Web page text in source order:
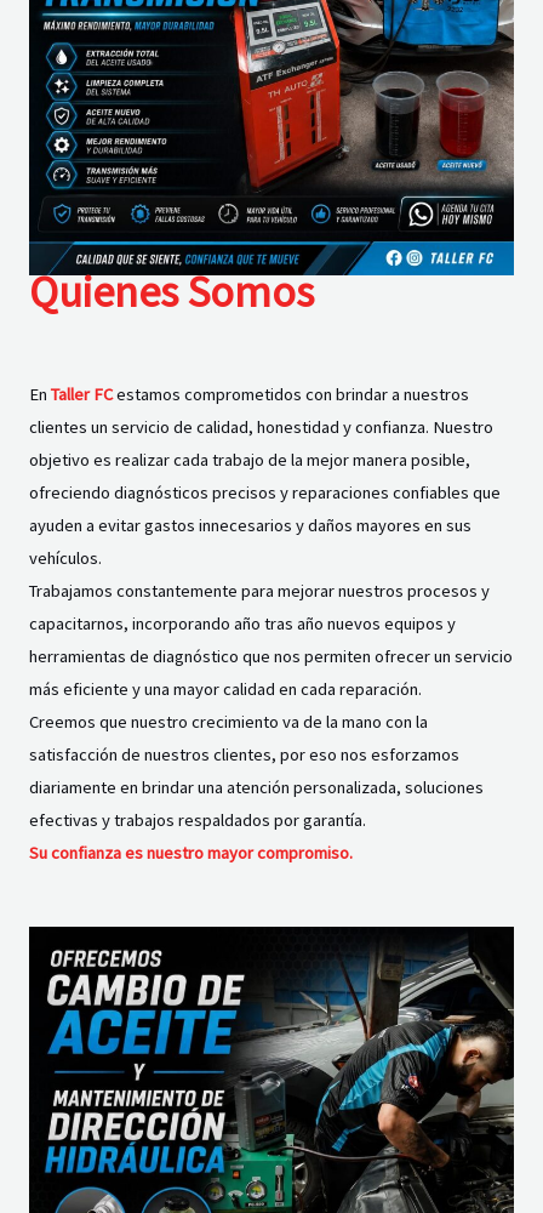
Quienes Somos
En Taller FCestamos comprometidos con brindar a nuestros
clientes un servicio de calidad, honestidad y confianza. Nuestro
objetivo es realizar cada trabajo de la mejor manera posible,
ofreciendo diagnósticos precisos y reparaciones confiables que
ayuden a evitar gastos innecesarios y daños mayores en sus
vehículos.
Trabajamos constantemente para mejorar nuestros procesos y
capacitarnos, incorporando año tras año nuevos equipos y
herramientas de diagnóstico que nos permiten ofrecer un servicio
más eficiente y una mayor calidad en cada reparación.
Creemos que nuestro crecimiento va de la mano con la
satisfacción de nuestros clientes, por eso nos esforzamos
diariamente en brindar una atención personalizada, soluciones
efectivas y trabajos respaldados por garantía.
Su confianza es nuestro mayor compromiso.